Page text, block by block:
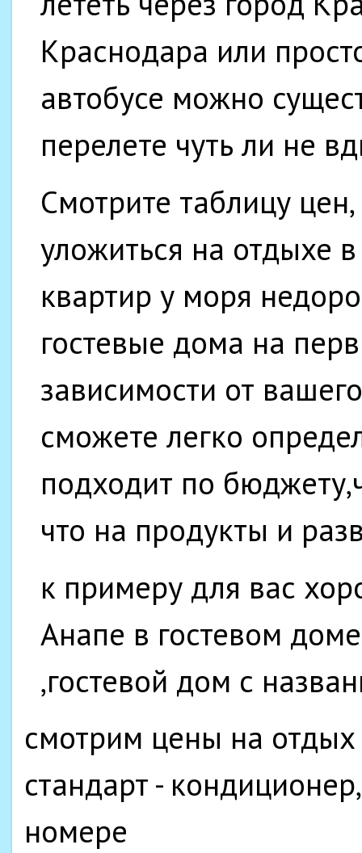
Краснодара или
автобусе можно
перелете чуть ли не
Смотрите таблицу
уложиться на отдыхе
квартир у моря
гостевые дома на
зависимости от
сможете легко
подходит по
что на продукты и
к примеру для вас
Анапе в гостевом
,гостевой дом с
смотрим цены на
стандарт -
номере